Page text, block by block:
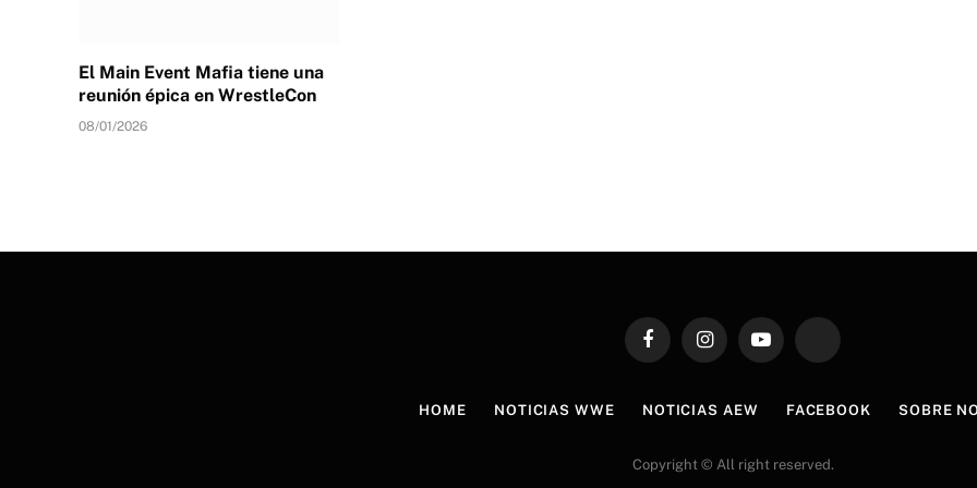
El Main Event Mafia tiene una
reunión épica en WrestleCon
08/01/2026
FacebookInstagramYouTube TikTok
HOME NOTICIAS WWE NOTICIAS AEW FACEBOOK SOBRE
Copyright © All right reserved.